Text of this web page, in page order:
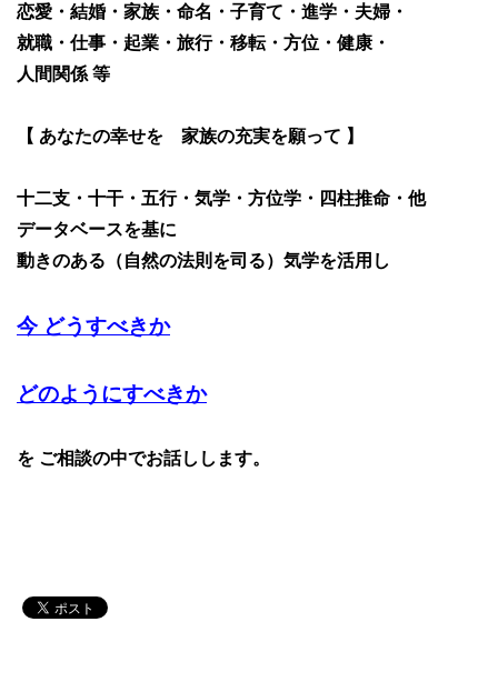
恋愛・結婚・家族・命名・子育て・進学・夫婦・
就職・仕事・起業・旅行・移転・方位・健康・
人間関係 等
【 あなたの幸せを 家族の充実を願って 】
十二支・十干・五行・気学・方位学・四柱推命・他
データベースを基に
動きのある（自然の法則を司る）気学を活用し
今 どうすべきか
どのようにすべきか
を ご相談の中でお話しします。